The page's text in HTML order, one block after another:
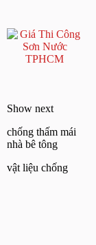
Show next
chống thấm mái
nhà bê tông
vật liệu chống